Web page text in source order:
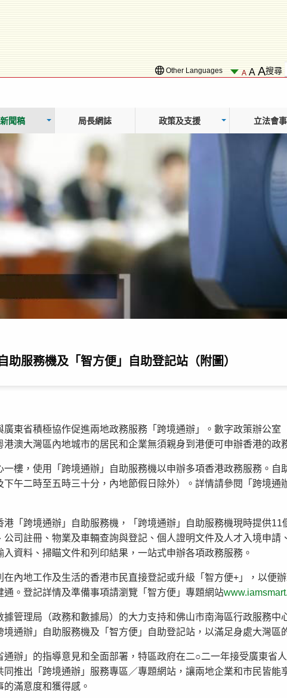
Other Languages A A A搜尋
聞稿 局長網誌 政策及支援 立法會
服務機及「智方便」自助登記站（附圖）
東省積極協作促進兩地政務服務「跨境通辦」。數字政策辦公室
澳大灣區內地城市的居民和企業無須親身到港便可申辦香港的政
樓，使用「跨境通辦」自助服務機以申辦多項香港政務服務。自
下午二時至五時三十分，內地節假日除外）。詳情請參閱「跨境通
「跨境通辦」自助服務機，「跨境通辦」自助服務機現時提供
司註冊、物業及車輛查詢與登記、個人證明文件及人才入境申
資料、掃瞄文件和列印結果，一站式申辦各項政務服務。
內地工作及生活的香港市民直接登記或升級「智方便+」，以便
。登記詳情及準備事項請瀏覽「智方便」專題網站
管理局（政務和數據局）的大力支持和佛山市南海區行政服務中
通辦」自助服務機及「智方便」自助登記站，以滿足身處大灣區
辦」的指導意見和全面部署，特區政府在二○二一年接受廣東省
同推出「跨境通辦」服務專區／專題網站，讓兩地企業和市民皆
滿意度和獲得感。